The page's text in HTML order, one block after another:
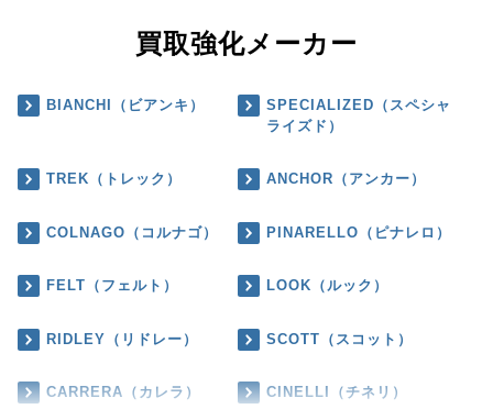
買取強化メーカー
BIANCHI（ビアンキ）
SPECIALIZED（スペシャ
ライズド）
TREK（トレック） ANCHOR（アンカー）
COLNAGO（コルナゴ） PINARELLO（ピナレロ）
FELT（フェルト） LOOK（ルック）
RIDLEY（リドレー） SCOTT（スコット）
CARRERA（カレラ） CINELLI（チネリ）